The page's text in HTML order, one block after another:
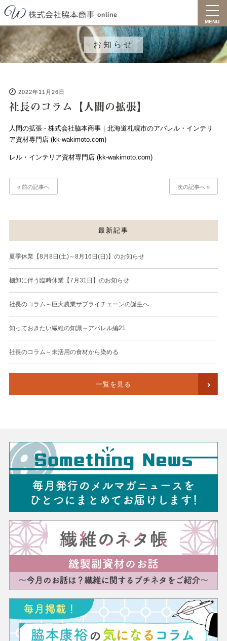
MENU
お知らせ
2022年11月26日
社長のコラム【人間の拡張】
人間の拡張 - 株式会社脇本商事｜北海道札幌市のアパレル・インテリ
ア資材専門店 (kk-wakimoto.com)
レル・インテリア資材専門店 (kk-wakimoto.com)
« 前の記事へ 次の記事へ »
最新記事
夏季休業【8月8日(土)～8月16日(日)】のお知らせ
棚卸に伴う臨時休業【7月31日】のお知らせ
社長のコラム～巨大農業サプライチェーンの誕生へ
知っておきたい繊維の知識～アパレル編21
社長のコラム～未活用の食材から染める
一覧を見る